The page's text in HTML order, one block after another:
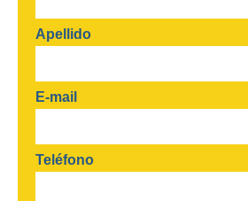
Apellido
E-mail
Teléfono